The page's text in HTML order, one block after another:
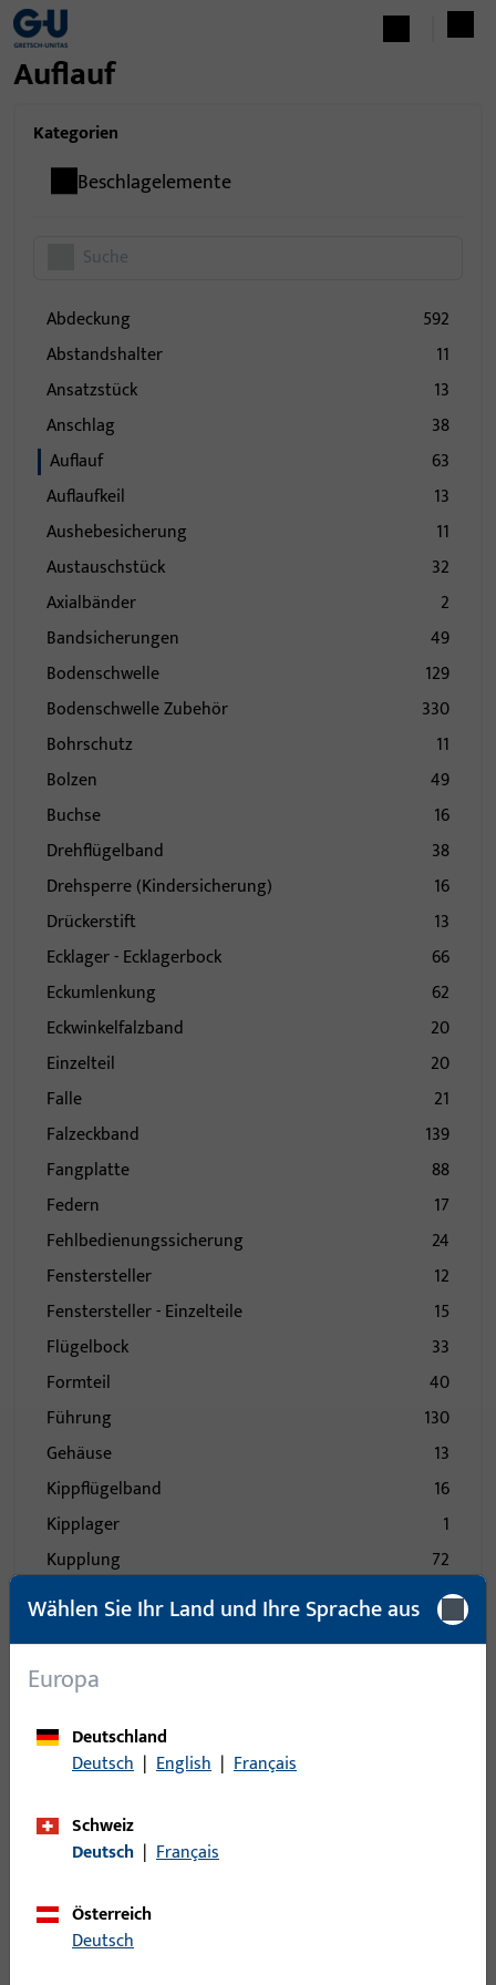
Auflauf
Kategorien
Beschlagelemente
Abdeckung
592
Abstandshalter
11
Ansatzstück
13
Anschlag
38
Auflauf
63
Auflaufkeil
13
Aushebesicherung
11
Austauschstück
32
Axialbänder
2
Bandsicherungen
49
Bodenschwelle
129
Bodenschwelle Zubehör
330
Bohrschutz
11
Bolzen
49
Buchse
16
Drehflügelband
38
Drehsperre (Kindersicherung)
16
Drückerstift
13
Ecklager - Ecklagerbock
66
Eckumlenkung
62
Eckwinkelfalzband
20
Einzelteil
20
Falle
21
Falzeckband
139
Fangplatte
88
Federn
17
Fehlbedienungssicherung
24
Fenstersteller
12
Fenstersteller - Einzelteile
15
Flügelbock
33
Formteil
40
Führung
130
Gehäuse
13
Kippflügelband
16
Kipplager
1
Kupplung
72
Kupplung für Türbremse
1
133
Lüfter
Mittelband
Mittelstück
Öffnungsbegrenzung
Profile
Rastplatte
Wählen Sie Ihr Land und Ihre Sprache aus
Europa
Deutschland
Deutsch | English | Français
Schweiz
Deutsch | Français
Österreich
Deutsch